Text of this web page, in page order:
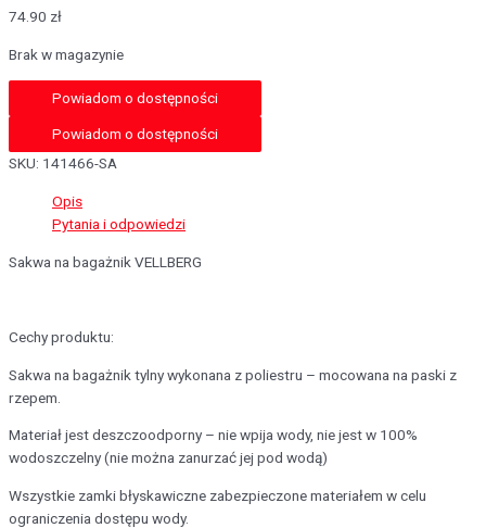
74.90 zł
Brak w magazynie
Powiadom o dostępności
SKU: 141466-SA
Opis
Pytania i odpowiedzi
Sakwa na bagażnik VELLBERG
Cechy produktu:
Sakwa na bagażnik tylny wykonana z poliestru – mocowana na paski z
rzepem.
Materiał jest deszczoodporny – nie wpija wody, nie jest w 100%
wodoszczelny (nie można zanurzać jej pod wodą)
Wszystkie zamki błyskawiczne zabezpieczone materiałem w celu
ograniczenia dostępu wody.